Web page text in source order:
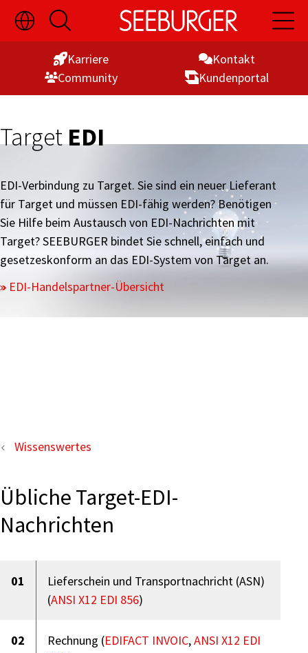
Skip
to
Sprachauswahl
ein-/ausblenden
Suche
öffnen
öffnen
Kontakt
Karriere
Kunden­portal
Commu­nity
TargetEDI
EDI-Verbindung zu Target. Sie sind ein neuer Lieferant
für Target und müssen EDI-fähig werden? Benötigen
Sie Hilfe beim Austausch von EDI-Nachrichten mit
Target? SEEBURGER bindet Sie schnell, einfach und
gesetzeskonform an das EDI-System von Target an.
EDI-Handelspartner-Übersicht
Wissenswertes
Übliche Target-EDI-
Nachrichten
01
Lieferschein und Transportnachricht (ASN)
(ANSI X12 EDI 856)
02 Rechnung (EDIFACT INVOIC,ANSI X12 EDI